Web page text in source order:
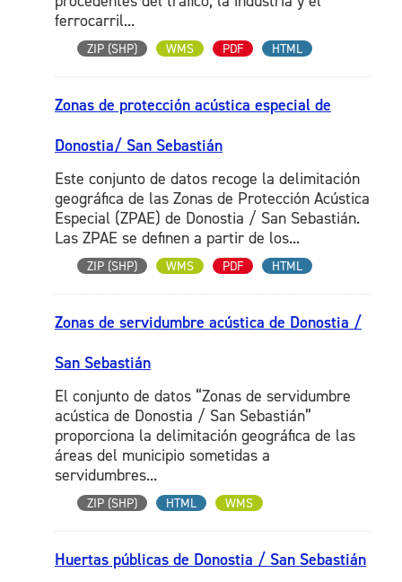
ferrocarril...
ZIP (SHP) WMS PDF HTML
Zonas de protección acústica especial de
Donostia/ San Sebastián
Este conjunto de datos recoge la delimitación
geográfica de las Zonas de Protección Acústica
Especial (ZPAE) de Donostia / San Sebastián.
Las ZPAE se definen a partir de los...
ZIP (SHP) WMS PDF HTML
Zonas de servidumbre acústica de Donostia /
San Sebastián
El conjunto de datos “Zonas de servidumbre
acústica de Donostia / San Sebastián”
proporciona la delimitación geográfica de las
áreas del municipio sometidas a
servidumbres...
ZIP (SHP) HTML WMS
Huertas públicas de Donostia / San Sebastián